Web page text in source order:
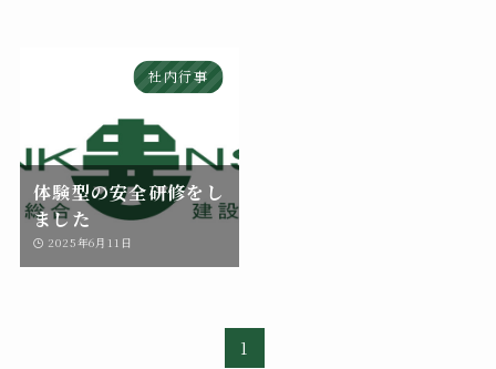
社内行事
体験型の安全研修をし
ました
2025年6月11日
1